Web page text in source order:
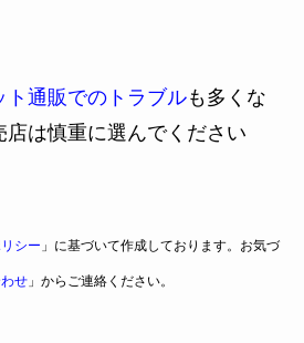
ト通販でのトラブルも多くな
店は慎重に選んでください
シー 」に基づいて作成しております。お気づ
せ」からご連絡ください。